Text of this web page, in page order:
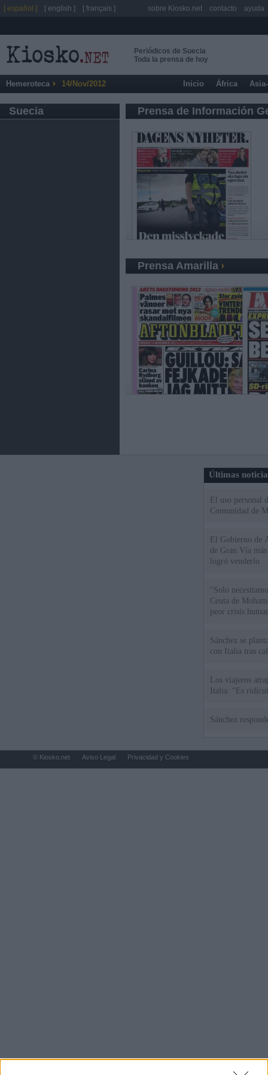
Periódicos de Suecia
Toda la prensa de hoy
Hemeroteca 14/Nov/2012 Inicio África
Suecia Prensa de Información
Prensa Amarilla
Últimas
El uso personal
Comunidad de
El Gobierno de
de Gran Vía
logró venderlo
"Solo
Ceuta de
peor crisis
Sánchez se
con Italia tras
Los viajeros
Italia: “Es
Sánchez
[ español ] [ english ] [ français ] sobre Kiosko.net contacto ayuda
© Kiosko.net Aviso Legal Privacidad y Cookies